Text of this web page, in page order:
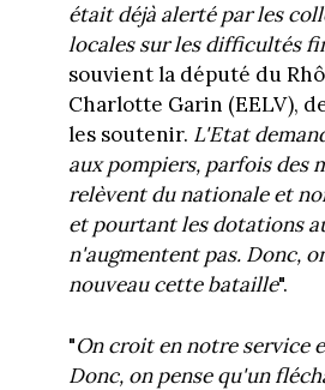
était déjà alerté par les
locales sur les difficultés
souvient la député du
Charlotte Garin (EELV),
les soutenir. L'Etat
aux pompiers, parfois des
relèvent du nationale et
et pourtant les dotations
n'augmentent pas. Donc,
nouveau cette bataille".
"On croit en notre service
Donc, on pense qu'un